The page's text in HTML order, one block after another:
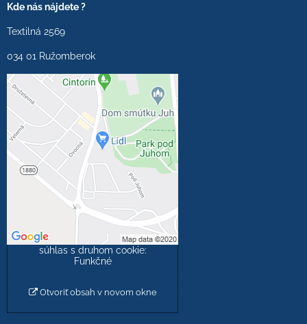
Kde nás nájdete ?
Textilná 2569
034 01 Ružomberok
Externý obsah je
blokovaný Voľbami
súkromia
Prajete si načítať externý
obsah?
Povoliť tentokrát
Povoliť a zapamätať -
súhlas s druhom cookie:
Funkčné
Otvoriť obsah v novom okne